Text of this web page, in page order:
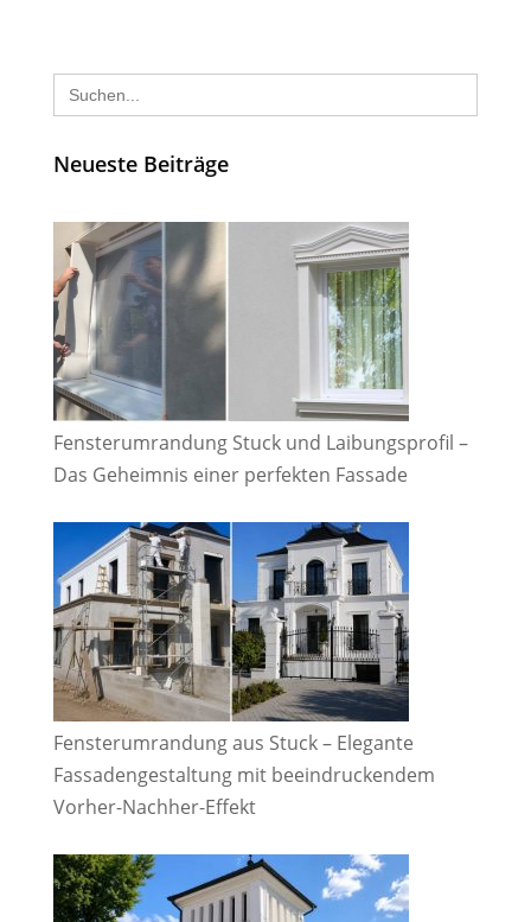
Search
for:
Neueste Beiträge
Fensterumrandung Stuck und Laibungsprofil –
Das Geheimnis einer perfekten Fassade
Fensterumrandung aus Stuck – Elegante
Fassadengestaltung mit beeindruckendem
Vorher-Nachher-Effekt